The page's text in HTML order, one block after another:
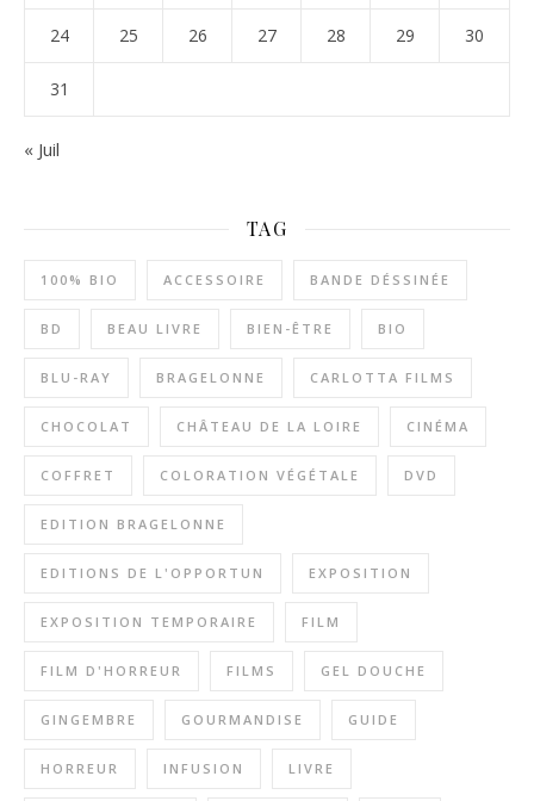
24 25 26 27 28 29 30
31
« Juil
TAG
100% BIO ACCESSOIRE BANDE DÉSSINÉE
BD BEAU LIVRE BIEN-ÊTRE BIO
BLU-RAY BRAGELONNE CARLOTTA FILMS
CHOCOLAT CHÂTEAU DE LA LOIRE CINÉMA
COFFRET COLORATION VÉGÉTALE DVD
EDITION BRAGELONNE
EDITIONS DE L'OPPORTUN EXPOSITION
EXPOSITION TEMPORAIRE FILM
FILM D'HORREUR FILMS GEL DOUCHE
GINGEMBRE GOURMANDISE GUIDE
HORREUR INFUSION LIVRE